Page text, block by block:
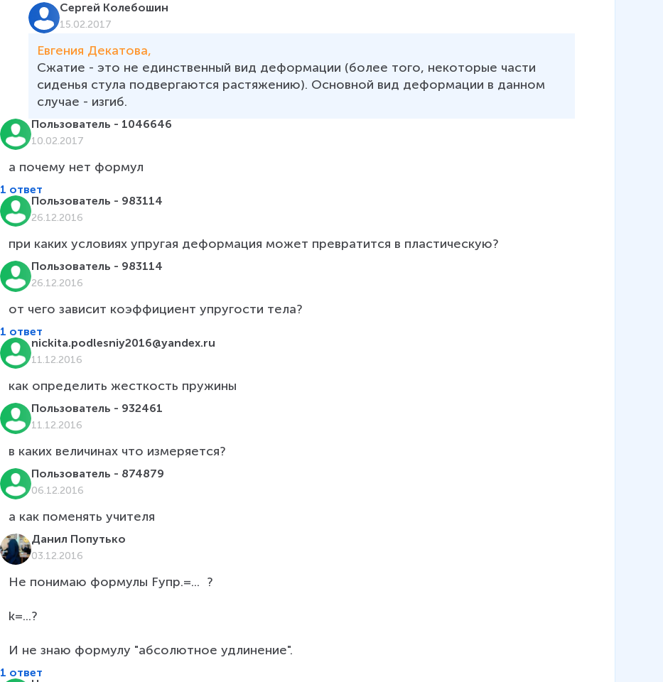
Сергей Колебошин
15.02.2017
Евгения Декатова,
Сжатие - это не единственный вид деформации (более того, некоторые части
сиденья стула подвергаются растяжению). Основной вид деформации в данном
случае - изгиб.
Пользователь - 1046646
10.02.2017
а почему нет формул
1 ответ
Пользователь - 983114
26.12.2016
Пользователь - 983114
26.12.2016
от чего зависит коэффициент упругости тела?
1 ответ
nickita.podlesniy2016@yandex.ru
11.12.2016
как определить жесткость пружины
Пользователь - 932461
11.12.2016
Пользователь - 874879
06.12.2016
Данил Попутько
03.12.2016
Не понимаю формулы Fупр.=...  ?
k=...?
И не знаю формулу "абсолютное удлинение".
1 ответ